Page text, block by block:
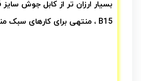
B15 ، منتهی برای کارهای سبک مناسب می باشد